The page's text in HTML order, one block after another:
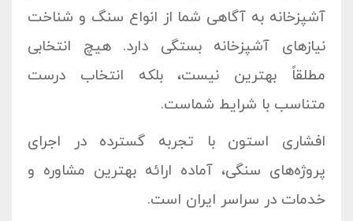
آشپزخانه به آگاهی شما از انواع سنگ و شناخت
نیازهای آشپزخانه بستگی دارد. هیچ انتخابی
مطلقاً بهترین نیست، بلکه انتخاب درست
متناسب با شرایط شماست.
افشاری استون با تجربه گسترده در اجرای
پروژه‌های سنگی، آماده ارائه بهترین مشاوره و
خدمات در سراسر ایران است.